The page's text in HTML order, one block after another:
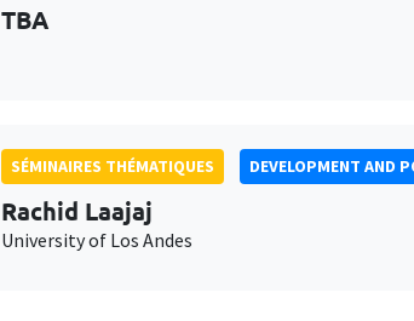
TBA
SÉMINAIRES THÉMATIQUES DEVELOPMENT AND
Rachid Laajaj
University of Los Andes